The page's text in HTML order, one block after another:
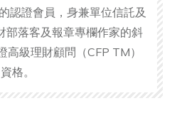
認證會員，身兼單位信託及
部落客及報章專欄作家的斜
級理財顧問（CFP TM）
資格。